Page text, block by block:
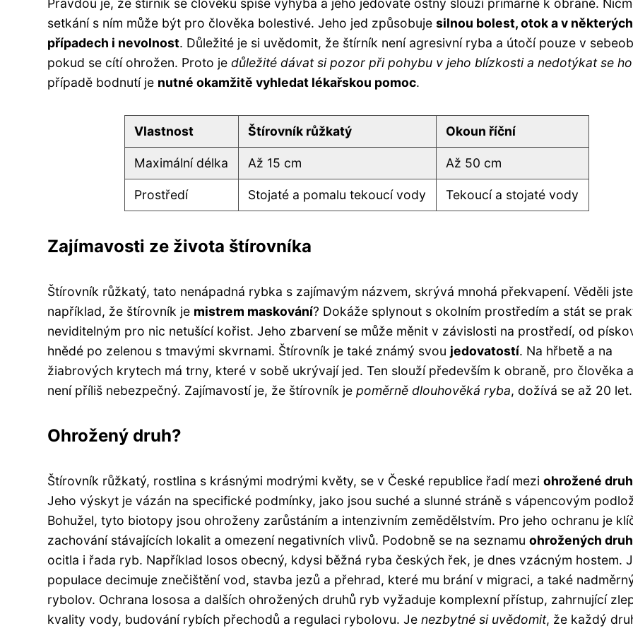
Pravdou je, že štírník se člověku spíše vyhýbá a jeho jedovaté ostny slouží primárně k obraně.
setkání s ním může být pro člověka bolestivé. Jeho jed způsobuje silnou bolest, otok a v některých
případech i nevolnost. Důležité je si uvědomit, že štírník není agresivní ryba a útočí pouze v
pokud se cítí ohrožen. Proto je důležité dávat si pozor při pohybu v jeho blízkosti a nedotýkat se ho
případě bodnutí je nutné okamžitě vyhledat lékařskou pomoc.
Vlastnost Štírovník růžkatý Okoun říční
Maximální délka Až 15 cm Až 50 cm
Prostředí Stojaté a pomalu tekoucí vody Tekoucí a stojaté vody
Zajímavosti ze života štírovníka
Štírovník růžkatý, tato nenápadná rybka s ​​zajímavým názvem, skrývá mnohá překvapení. Věděli jste
například, že štírovník je mistrem maskování? Dokáže splynout s okolním prostředím a stát se
neviditelným pro nic netušící kořist. Jeho zbarvení se může měnit v závislosti na prostředí, od
hnědé po zelenou s tmavými skvrnami. Štírovník je také známý svou jedovatostí. Na hřbetě a na
žiabrových krytech má trny, které v sobě ukrývají jed. Ten slouží především k obraně, pro člověka
není příliš nebezpečný. Zajímavostí je, že štírovník je poměrně dlouhověká ryba, dožívá se až 20 let.
Ohrožený druh?
Štírovník růžkatý, rostlina s krásnými modrými květy, se v České republice řadí mezi ohrožené
Jeho výskyt je vázán na specifické podmínky, jako jsou suché a slunné stráně s vápencovým
Bohužel, tyto biotopy jsou ohroženy zarůstáním a intenzivním zemědělstvím. Pro jeho ochranu je
zachování stávajících lokalit a omezení negativních vlivů. Podobně se na seznamu ohrožených
ocitla i řada ryb. Například losos obecný, kdysi běžná ryba českých řek, je dnes vzácným hostem.
populace decimuje znečištění vod, stavba jezů a přehrad, které mu brání v migraci, a také
rybolov. Ochrana lososa a dalších ohrožených druhů ryb vyžaduje komplexní přístup, zahrnující
kvality vody, budování rybích přechodů a regulaci rybolovu. Je nezbytné si uvědomit, že každý